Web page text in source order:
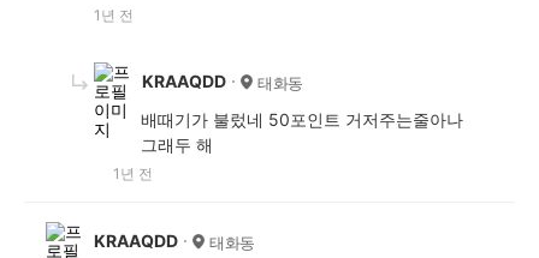
1년 전
KRAAQDD 태화동
배때기가 불렀네 50포인트 거저주는줄아나
그래두 해
1년 전
KRAAQDD 태화동